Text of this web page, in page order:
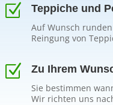
Z Teppiche und
Auf Wunsch
Reingung von
Z Zu Ihrem
Sie bestimmen
Wir richten uns